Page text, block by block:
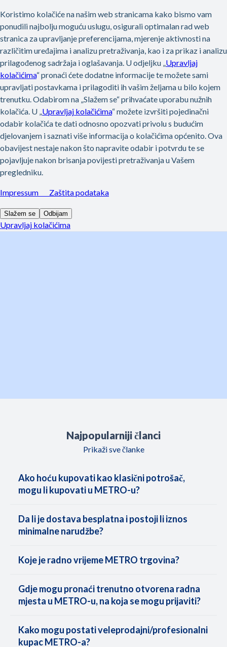
Najpopularniji članci
Prikaži sve članke
Ako hoću kupovati kao klasični potrošač,
mogu li kupovati u METRO-u?
Da li je dostava besplatna i postoji li iznos
minimalne narudžbe?
Koje je radno vrijeme METRO trgovina?
Gdje mogu pronaći trenutno otvorena radna
mjesta u METRO-u, na koja se mogu prijaviti?
Kako mogu postati veleprodajni/profesionalni
kupac METRO-a?